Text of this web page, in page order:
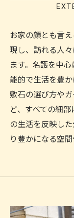
お家の顔とも言
現し、訪れる人
ます。名護を中
能的で生活を豊か
敷石の選び方や
ど、すべての細
の生活を反映し
り豊かになる空